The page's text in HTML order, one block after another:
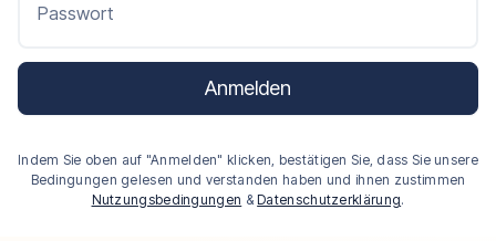
Passwort
Anmelden
Indem Sie oben auf "Anmelden" klicken, bestätigen Sie, dass Sie unsere
Bedingungen gelesen und verstanden haben und ihnen zustimmen
Nutzungsbedingungen & Datenschutzerklärung.